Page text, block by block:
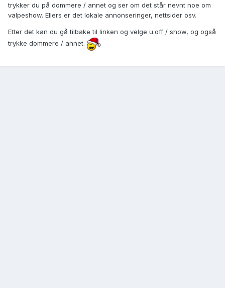
trykker du på dommere / annet og ser om det står nevnt noe om
valpeshow. Ellers er det lokale annonseringer, nettsider osv.
Etter det kan du gå tilbake til linken og velge u.off / show, og også
trykke dommere / annet.